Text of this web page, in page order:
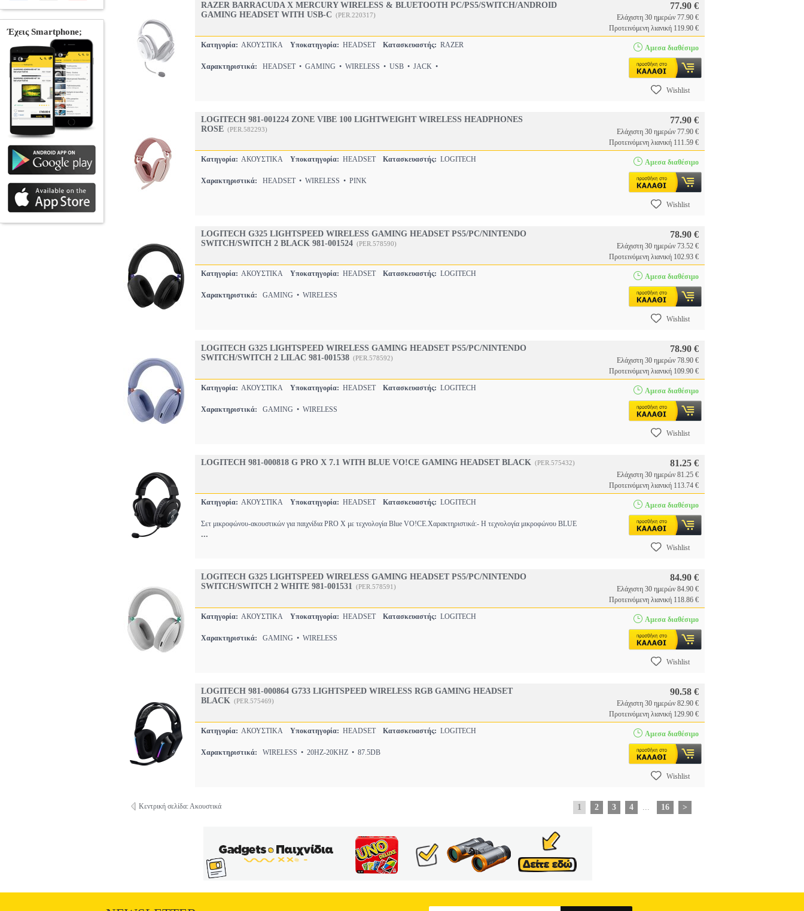
RAZER BARRACUDA X MERCURY WIRELESS & BLUETOOTH PC/PS5/SWITCH/ANDROID
GAMING HEADSET WITH USB-C (PER.220317)
77.90 €
Ελάχιστη 30 ημερών 77.90 €
Προτεινόμενη λιανική 119.90 €
Κατηγορία: ΑΚΟΥΣΤΙΚΑ Υποκατηγορία: HEADSET Κατασκευαστής: RAZER
Χαρακτηριστικά: HEADSET • GAMING • WIRELESS • USB • JACK •
Αμεσα διαθέσιμο
Wishlist
LOGITECH 981-001224 ZONE VIBE 100 LIGHTWEIGHT WIRELESS HEADPHONES
ROSE (PER.582293)
77.90 €
Ελάχιστη 30 ημερών 77.90 €
Προτεινόμενη λιανική 111.59 €
Κατηγορία: ΑΚΟΥΣΤΙΚΑ Υποκατηγορία: HEADSET Κατασκευαστής: LOGITECH
Χαρακτηριστικά: HEADSET • WIRELESS • PINK
Αμεσα διαθέσιμο
Wishlist
LOGITECH G325 LIGHTSPEED WIRELESS GAMING HEADSET PS5/PC/NINTENDO
SWITCH/SWITCH 2 BLACK 981-001524 (PER.578590)
78.90 €
Ελάχιστη 30 ημερών 73.52 €
Προτεινόμενη λιανική 102.93 €
Κατηγορία: ΑΚΟΥΣΤΙΚΑ Υποκατηγορία: HEADSET Κατασκευαστής: LOGITECH
Χαρακτηριστικά: GAMING • WIRELESS
Αμεσα διαθέσιμο
Wishlist
LOGITECH G325 LIGHTSPEED WIRELESS GAMING HEADSET PS5/PC/NINTENDO
SWITCH/SWITCH 2 LILAC 981-001538 (PER.578592)
78.90 €
Ελάχιστη 30 ημερών 78.90 €
Προτεινόμενη λιανική 109.90 €
Κατηγορία: ΑΚΟΥΣΤΙΚΑ Υποκατηγορία: HEADSET Κατασκευαστής: LOGITECH
Χαρακτηριστικά: GAMING • WIRELESS
Αμεσα διαθέσιμο
Wishlist
LOGITECH 981-000818 G PRO X 7.1 WITH BLUE VO!CE GAMING HEADSET BLACK (PER.575432) 81.25 €
Ελάχιστη 30 ημερών 81.25 €
Προτεινόμενη λιανική 113.74 €
Κατηγορία: ΑΚΟΥΣΤΙΚΑ Υποκατηγορία: HEADSET Κατασκευαστής: LOGITECH
Σετ μικροφώνου-ακουστικών για παιχνίδια PRO X με τεχνολογία Blue VO!CE.Χαρακτηριστικά:- Η τεχνολογία μικροφώνου BLUE
...
Αμεσα διαθέσιμο
Wishlist
LOGITECH G325 LIGHTSPEED WIRELESS GAMING HEADSET PS5/PC/NINTENDO
SWITCH/SWITCH 2 WHITE 981-001531 (PER.578591)
84.90 €
Ελάχιστη 30 ημερών 84.90 €
Προτεινόμενη λιανική 118.86 €
Κατηγορία: ΑΚΟΥΣΤΙΚΑ Υποκατηγορία: HEADSET Κατασκευαστής: LOGITECH
Χαρακτηριστικά: GAMING • WIRELESS
Αμεσα διαθέσιμο
Wishlist
LOGITECH 981-000864 G733 LIGHTSPEED WIRELESS RGB GAMING HEADSET
BLACK (PER.575469)
90.58 €
Ελάχιστη 30 ημερών 82.90 €
Προτεινόμενη λιανική 129.90 €
Κατηγορία: ΑΚΟΥΣΤΙΚΑ Υποκατηγορία: HEADSET Κατασκευαστής: LOGITECH
Χαρακτηριστικά: WIRELESS • 20HZ-20KHZ • 87.5DB
Αμεσα διαθέσιμο
Wishlist
Κεντρική σελίδα: Ακουστικά 1 2 3 4 ... 16 >